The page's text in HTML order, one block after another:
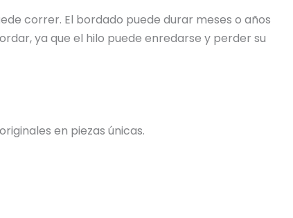
correr. El bordado puede durar meses o años
ya que el hilo puede enredarse y perder su
en piezas únicas.